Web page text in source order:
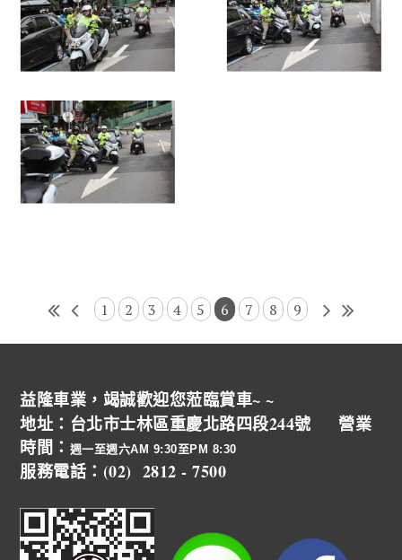
1 2 3 4 5 6 7 8 9
益隆車業，竭誠歡迎您蒞臨賞車~ ~
地址：台北市士林區重慶北路四段244號 營業
時間： 週一至週六AM 9:30至PM 8:30
服務電話：(02) 2812 - 7500